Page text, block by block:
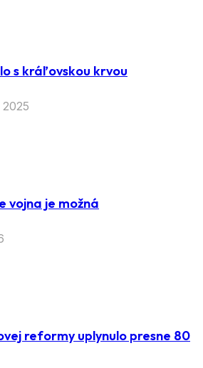
s kráľovskou krvou
vojna je možná
reformy uplynulo presne 80